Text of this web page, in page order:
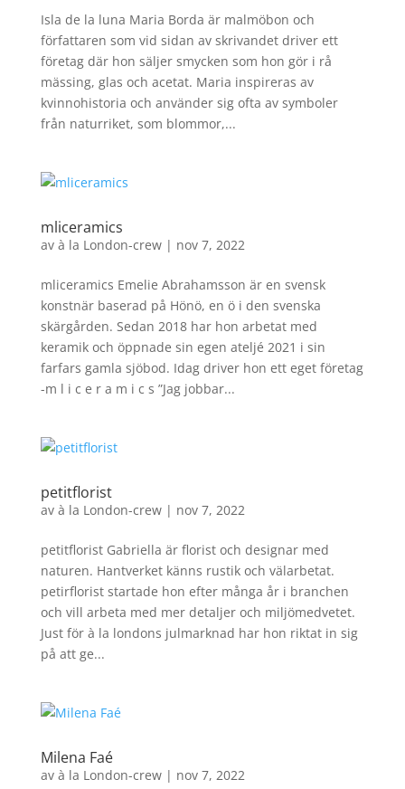
Isla de la luna Maria Borda är malmöbon och
författaren som vid sidan av skrivandet driver ett
företag där hon säljer smycken som hon gör i rå
mässing, glas och acetat. Maria inspireras av
kvinnohistoria och använder sig ofta av symboler
från naturriket, som blommor,...
mliceramics
av à la London-crew| nov 7, 2022
mliceramics Emelie Abrahamsson är en svensk
konstnär baserad på Hönö, en ö i den svenska
skärgården. Sedan 2018 har hon arbetat med
keramik och öppnade sin egen ateljé 2021 i sin
farfars gamla sjöbod. Idag driver hon ett eget företag
-m l i c e r a m i c s ”Jag jobbar...
petitflorist
av à la London-crew| nov 7, 2022
petitflorist Gabriella är florist och designar med
naturen. Hantverket känns rustik och välarbetat.
petirflorist startade hon efter många år i branchen
och vill arbeta med mer detaljer och miljömedvetet.
Just för à la londons julmarknad har hon riktat in sig
på att ge...
Milena Faé
av à la London-crew| nov 7, 2022